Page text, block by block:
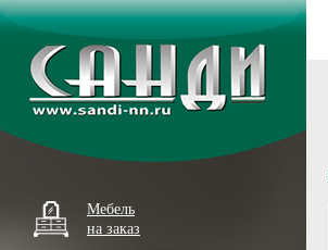
Мебель
на заказ